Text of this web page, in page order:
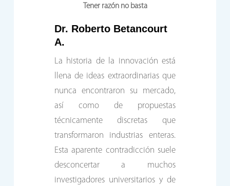
Tener razón no basta
Dr. Roberto Betancourt
A.
La historia de la innovación está
llena de ideas extraordinarias que
nunca encontraron su mercado,
así como de propuestas
técnicamente discretas que
transformaron industrias enteras.
Esta aparente contradicción suele
desconcertar a muchos
investigadores universitarios y de